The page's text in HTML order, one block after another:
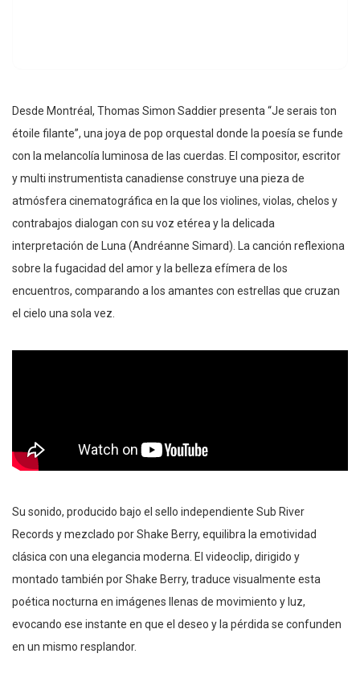
Desde Montréal, Thomas Simon Saddier presenta “Je serais ton
étoile filante”, una joya de pop orquestal donde la poesía se funde
con la melancolía luminosa de las cuerdas. El compositor, escritor
y multi instrumentista canadiense construye una pieza de
atmósfera cinematográfica en la que los violines, violas, chelos y
contrabajos dialogan con su voz etérea y la delicada
interpretación de Luna (Andréanne Simard). La canción reflexiona
sobre la fugacidad del amor y la belleza efímera de los
encuentros, comparando a los amantes con estrellas que cruzan
el cielo una sola vez.
Su sonido, producido bajo el sello independiente Sub River
Records y mezclado por Shake Berry, equilibra la emotividad
clásica con una elegancia moderna. El videoclip, dirigido y
montado también por Shake Berry, traduce visualmente esta
poética nocturna en imágenes llenas de movimiento y luz,
evocando ese instante en que el deseo y la pérdida se confunden
en un mismo resplandor.